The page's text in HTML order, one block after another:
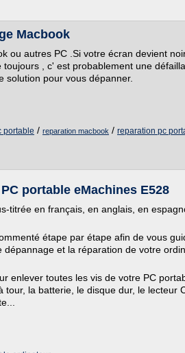
Macbook
ou autres PC .Si votre écran devient
, c' est probablement une
solution pour vous dépanner.
portable / reparation macbook / reparation pc
portable eMachines E528
titrée en français, en anglais, en
étape par étape afin de vous
dépannage et la réparation de votre
enlever toutes les vis de votre PC
tour, la batterie, le disque dur, le lecteur